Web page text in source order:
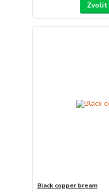
Zvolit
Black copper bream